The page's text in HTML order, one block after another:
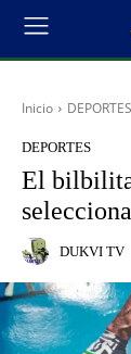
Inicio DEPORTES
DEPORTES
El
DUKVI TV